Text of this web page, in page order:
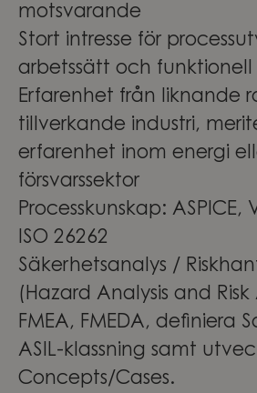
motsvarande
Stort intresse för
arbetssätt och funktionell
Erfarenhet från liknande
tillverkande industri,
erfarenhet inom energi
försvarssektor
Processkunskap: ASPICE,
ISO 26262
Säkerhetsanalys /
(Hazard Analysis and Risk
FMEA, FMEDA, definiera
ASIL-klassning samt
Concepts/Cases.